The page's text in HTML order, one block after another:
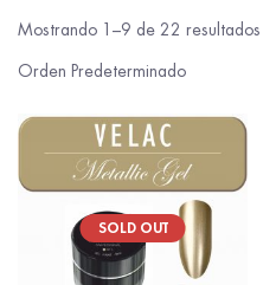
Mostrando 1–9 de 22 resultados
SOLD OUT